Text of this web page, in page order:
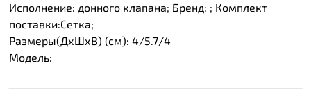
Исполнение: донного клапана; Бренд: ; Комплект
поставки:Сетка;
Размеры(ДхШхВ) (см): 4/5.7/4
Модель: